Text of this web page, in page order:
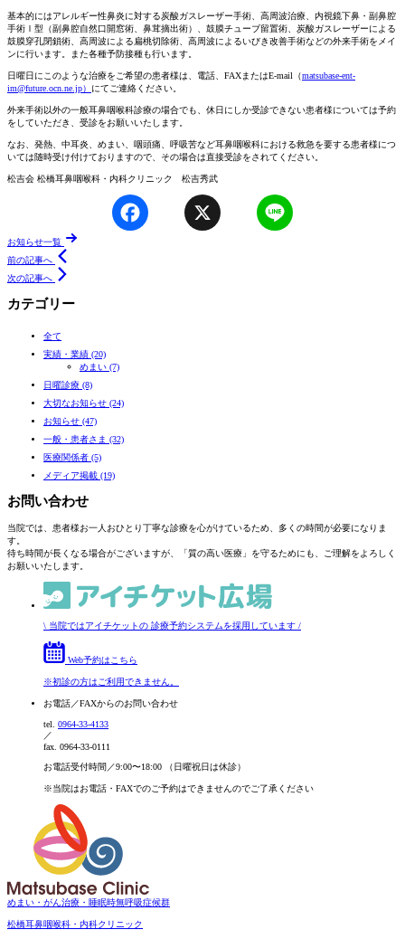
基本的にはアレルギー性鼻炎に対する炭酸ガスレーザー手術、高周波治療、内視鏡下鼻・副鼻腔
手術Ⅰ型（副鼻腔自然口開窓術、鼻茸摘出術）、鼓膜チューブ留置術、炭酸ガスレーザーによる
鼓膜穿孔閉鎖術、高周波による扁桃切除術、高周波によるいびき改善手術などの外来手術をメイ
ンに行います。また各種予防接種も行います。
日曜日にこのような治療をご希望の患者様は、電話、FAXまたはE-mail（matsubase-ent-
im@future.ocn.ne.jp） にてご連絡ください。
外来手術以外の一般耳鼻咽喉科診療の場合でも、休日にしか受診できない患者様については予約
をしていただき、受診をお願いいたします。
なお、発熱、中耳炎、めまい、咽頭痛、呼吸苦など耳鼻咽喉科における救急を要する患者様につ
いては随時受け付けておりますので、その場合は直接受診をされてください。
松吉会 松橋耳鼻咽喉科・内科クリニック 松吉秀武
ページ送り
お知らせ一覧
前の記事へ
次の記事へ
カテゴリー
全て
実績・業績 (20)
めまい (7)
日曜診療 (8)
大切なお知らせ (24)
お知らせ (47)
一般・患者さま (32)
医療関係者 (5)
メディア掲載 (19)
お問い合わせ
当院では、患者様お一人おひとり丁寧な診療を心がけているため、多くの時間が必要になりま
す。
待ち時間が長くなる場合がございますが、「質の高い医療」を守るためにも、ご理解をよろしく
お願いいたします。
\ 当院ではアイチケットの 診療予約システムを採用しています /
Web予約はこちら
※初診の方はご利用できません。
お電話／FAXからのお問い合わせ
tel.
0964-33-4133
／
fax. 0964-33-0111
お電話受付時間／9:00〜18:00
（日曜祝日は休診）
※当院はお電話・FAXでのご予約はできませんのでご了承ください
めまい・がん治療・睡眠時無呼吸症候群
松橋耳鼻咽喉科・内科クリニック